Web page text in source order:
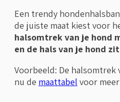
Een trendy
de juiste maat kiest voor
halsomtrek van je hond
en de hals van je hond
Voorbeeld: De halsomtrek
nu de maattabel voor